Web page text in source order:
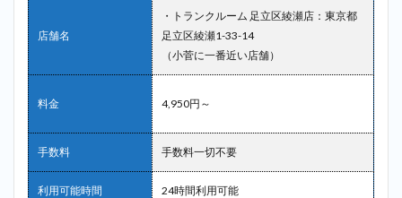
店舗名
・トランクルーム 足立区綾瀬店：東京都
足立区綾瀬1-33-14
（小菅に一番近い店舗）
料金 4,950円～
手数料 手数料一切不要
利用可能時間 24時間利用可能